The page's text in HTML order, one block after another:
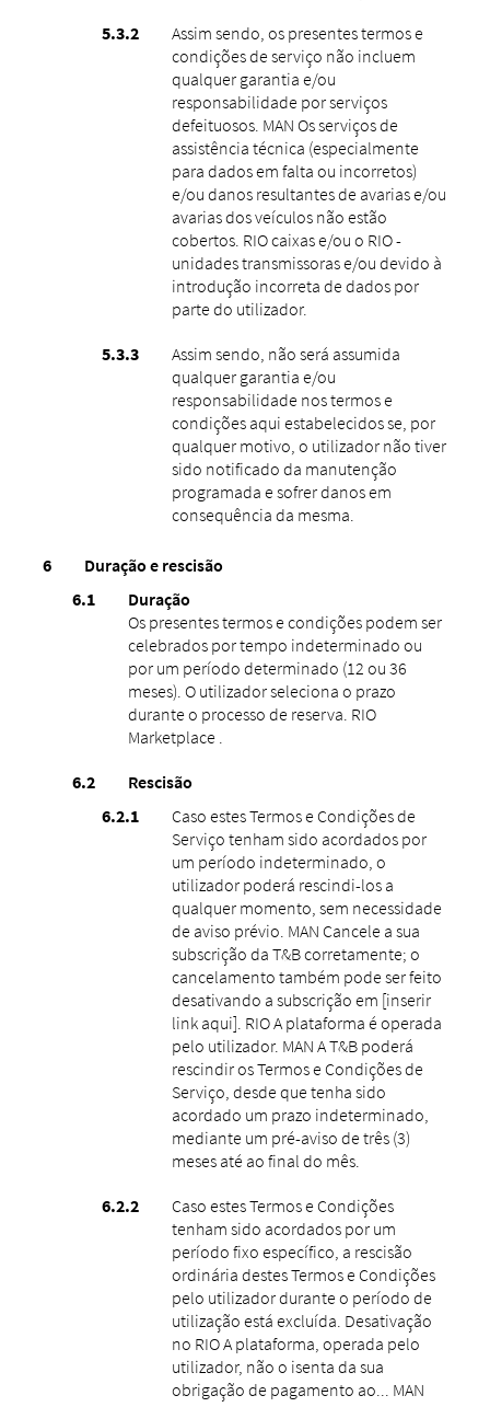
Assim sendo, os presentes termos e
condições de serviço não incluem
qualquer garantia e/ou
responsabilidade por serviços
defeituosos. MAN Os serviços de
assistência técnica (especialmente
para dados em falta ou incorretos)
e/ou danos resultantes de avarias e/ou
avarias dos veículos não estão
cobertos. RIO caixas e/ou o RIO -
unidades transmissoras e/ou devido à
introdução incorreta de dados por
parte do utilizador.
Assim sendo, não será assumida
qualquer garantia e/ou
responsabilidade nos termos e
condições aqui estabelecidos se, por
qualquer motivo, o utilizador não tiver
sido notificado da manutenção
programada e sofrer danos em
consequência da mesma.
Duração e rescisão
Duração
Os presentes termos e condições podem ser
celebrados por tempo indeterminado ou
por um período determinado (12 ou 36
meses). O utilizador seleciona o prazo
durante o processo de reserva. RIO
Marketplace .
Rescisão
Caso estes Termos e Condições de
Serviço tenham sido acordados por
um período indeterminado, o
utilizador poderá rescindi-los a
qualquer momento, sem necessidade
de aviso prévio. MAN Cancele a sua
subscrição da T&B corretamente; o
cancelamento também pode ser feito
desativando a subscrição em [inserir
link aqui]. RIO A plataforma é operada
pelo utilizador. MAN A T&B poderá
rescindir os Termos e Condições de
Serviço, desde que tenha sido
acordado um prazo indeterminado,
mediante um pré-aviso de três (3)
meses até ao final do mês.
Caso estes Termos e Condições
tenham sido acordados por um
período fixo específico, a rescisão
ordinária destes Termos e Condições
pelo utilizador durante o período de
utilização está excluída. Desativação
no RIO A plataforma, operada pelo
utilizador, não o isenta da sua
obrigação de pagamento ao... MAN